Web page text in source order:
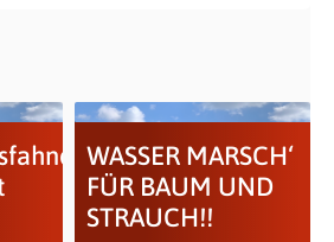
WASSER MARSCH‘
FÜR BAUM UND
STRAUCH!!